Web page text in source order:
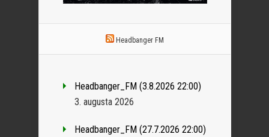
Headbanger FM
Headbanger_FM (3.8.2026 22:00)
3. augusta 2026
Headbanger_FM (27.7.2026 22:00)